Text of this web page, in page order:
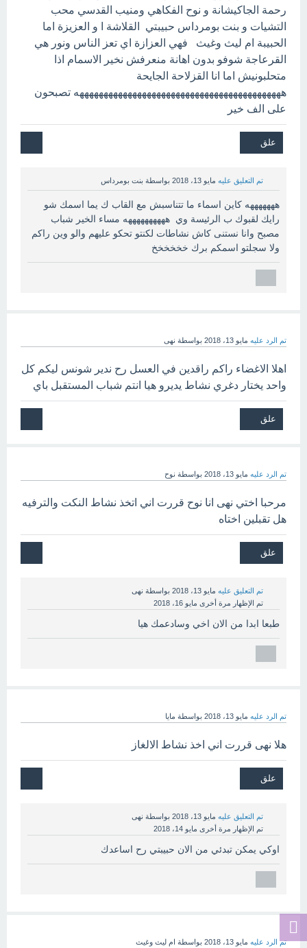
رحمة الجاكيشانة و نوح الفكاهي ومنيب القدسي محب
التشيات و بنت بومرداس حبيبتي القلاشة ا و العزيزة اما
الحبيبة ام ليث وغيث فهي العزازة اي تعز الناس ونور هي
القرعاجة شوفو بدون اهانة منعرفش نخير الاسمام اذا
متحلبونيش اما انا القزلاحة الجايحة
هههههههههههههههههههههههههههههههههههههههههههه تصبحون
على الف خير
تم التعليق عليه مايو 13، 2018 بواسطة بنت بومرداس
هههههههه كاين اسماء ما تتناسبش مع القاب ك يما اسمك شو
رايك لقبوك ب الرئيسة وي ههههههههههه مساء الخير شباب
مصبح وانا نستنى كاش نشاطات لكنتو تحكو عليهم والو وين راكم
ولا سجلتو اسمكم برك خخخخخخ
تم الرد عليه مايو 13، 2018 بواسطة نهى
اهلا الاغضاء راكم راقدين في العسل رح ندير شونس ليكم كل
واحد يختار دغري نشاط يديرو هيا انتم شباب المستقبل باي
تم الرد عليه مايو 13، 2018 بواسطة نوح
مرحبا اختي نهى انا نوح قررت اني اتخذ نشاط النكت والترفيه
هل تقبلين اختاه
تم التعليق عليه مايو 13، 2018 بواسطة نهى
تم الإظهار مرة أخرى مايو 16، 2018
طبعا ابدا من الان اخي وسادعمك هيا
تم الرد عليه مايو 13، 2018 بواسطة مايا
هلا نهى قررت اني اخذ نشاط الالغاز
تم التعليق عليه مايو 13، 2018 بواسطة نهى
تم الإظهار مرة أخرى مايو 14، 2018
اوكي يمكن تبدئي من الان حبيبتي رح اساعدك
تم الرد عليه مايو 13، 2018 بواسطة ام ليث وغيث